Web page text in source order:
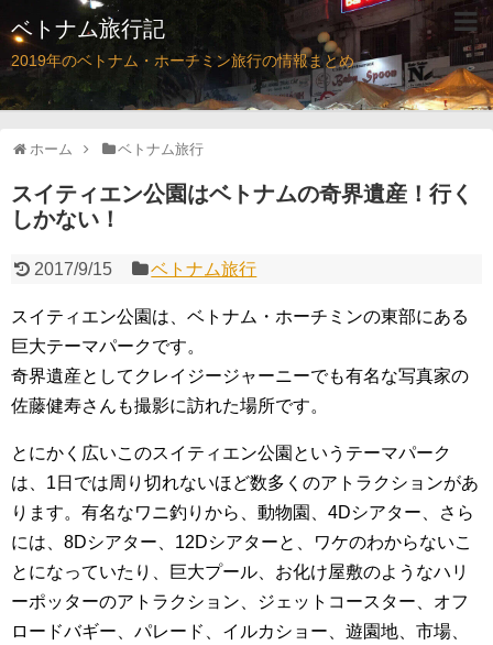
ベトナム旅行記
2019年のベトナム・ホーチミン旅行の情報まとめ
ホーム ベトナム旅行
スイティエン公園はベトナムの奇界遺産！行く
しかない！
2017/9/15 ベトナム旅行
スイティエン公園は、ベトナム・ホーチミンの東部にある
巨大テーマパークです。
奇界遺産としてクレイジージャーニーでも有名な写真家の
佐藤健寿さんも撮影に訪れた場所です。
とにかく広いこのスイティエン公園というテーマパーク
は、1日では周り切れないほど数多くのアトラクションがあ
ります。有名なワニ釣りから、動物園、4Dシアター、さら
には、8Dシアター、12Dシアターと、ワケのわからないこ
とになっていたり、巨大プール、お化け屋敷のようなハリ
ーポッターのアトラクション、ジェットコースター、オフ
ロードバギー、パレード、イルカショー、遊園地、市場、